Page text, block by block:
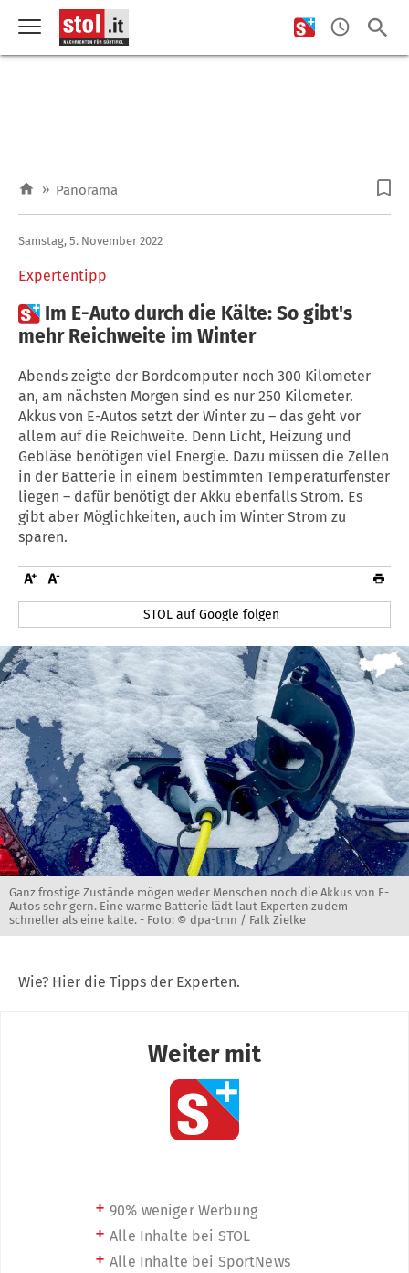
» Panorama
Expertentipp
Samstag, 5. November 2022
 Im E-Auto durch die Kälte: So gibt's
mehr Reichweite im Winter
Abends zeigte der Bordcomputer noch 300 Kilometer
an, am nächsten Morgen sind es nur 250 Kilometer.
Akkus von E-Autos setzt der Winter zu – das geht vor
allem auf die Reichweite. Denn Licht, Heizung und
Gebläse benötigen viel Energie. Dazu müssen die Zellen
in der Batterie in einem bestimmten Temperaturfenster
liegen – dafür benötigt der Akku ebenfalls Strom. Es
gibt aber Möglichkeiten, auch im Winter Strom zu
sparen.
STOL auf Google folgen
Ganz frostige Zustände mögen weder Menschen noch die Akkus von E-
Autos sehr gern. Eine warme Batterie lädt laut Experten zudem
schneller als eine kalte. - Foto: © dpa-tmn / Falk Zielke
Wie? Hier die Tipps der Experten.